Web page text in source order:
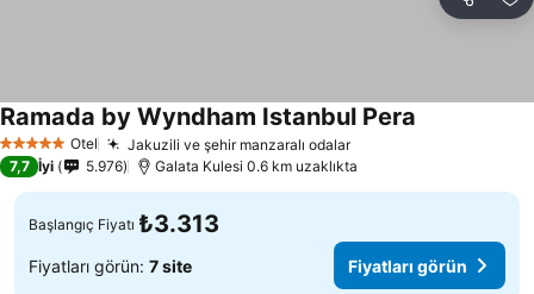
Paylaş
5 Yıldız Otel Jakuzili ve şehir manzaralı odalar
Ramada by Wyndham Istanbul Pera
7,7 İyi 5.976 Galata Kulesi 0.6 km uzaklıkta
Başlangıç Fiyatı ₺3.313
Fiyatları görün: 7 site Fiyatları görün